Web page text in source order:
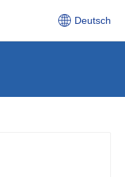
Deutsch